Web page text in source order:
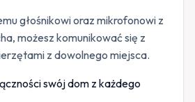
głośnikowi oraz mikrofonowi z
możesz komunikować się z
z dowolnego miejsca.